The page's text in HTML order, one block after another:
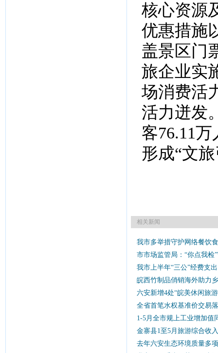
核心资源
优惠措施
盖景区门
旅企业实
场消费活
活力迸发
客76.11
形成“文
相关新闻
我市多举措守护网络餐饮
市市场监管局：“你点我检
我市上半年“三公”经费支
皖西竹制品俏销海外助力
六安新增4处“皖美休闲旅
全省首笔水权基准价交易
1-5月全市规上工业增加值
金寨县1至5月旅游综合收
去年六安生态环境质量多